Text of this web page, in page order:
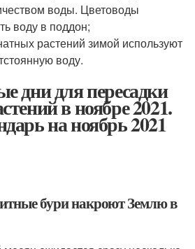
воды. Цветоводы
воду в поддон;
растений зимой используют
воду.
дни для пересадки
в ноябре 2021.
на ноябрь 2021
бури накроют Землю в